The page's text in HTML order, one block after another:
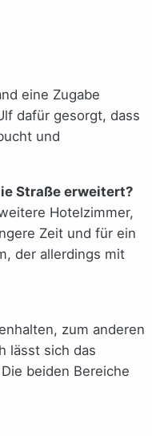
eine Zugabe
dafür gesorgt, dass
und
Straße erweitert?
Hotelzimmer,
Zeit und für ein
der allerdings mit
zum anderen
lässt sich das
beiden Bereiche